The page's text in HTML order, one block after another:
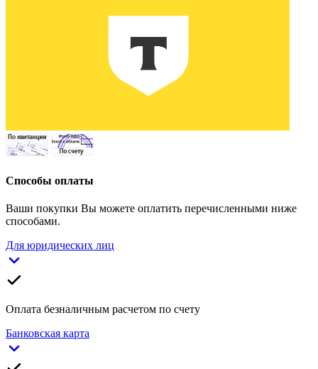
Способы оплаты
Ваши покупки Вы можете оплатить перечисленными ниже
способами.
Для юридических лиц
Оплата безналичным расчетом по счету
Банковская карта